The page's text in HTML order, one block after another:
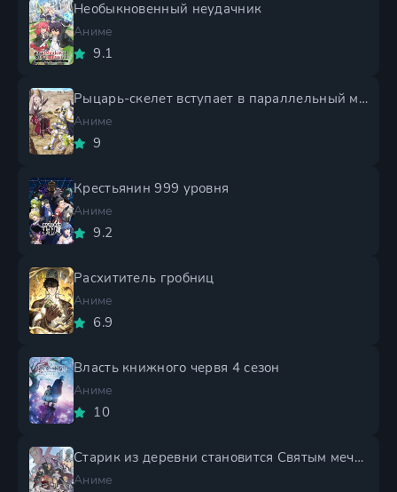
Необыкновенный неудачник
Аниме
9.1
Рыцарь-скелет вступает в параллельный мир 2 сезон
Аниме
9
Крестьянин 999 уровня
Аниме
9.2
Расхититель гробниц
Аниме
6.9
Власть книжного червя 4 сезон
Аниме
10
Старик из деревни становится Святым мечом 2 сезон
Аниме